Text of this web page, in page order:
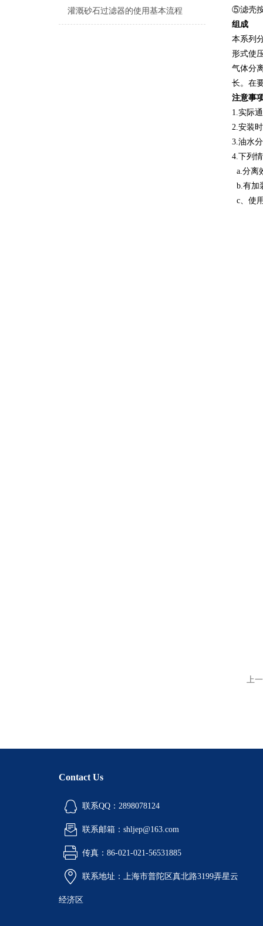
灌溉砂石过滤器的使用基本流程
⑤滤壳
组成
本系列
形式使
气体分
长。在
注意事
1.实际
2.安装
3.油水
4.下列
a.分离
b.有加
c、使
上
Contact Us
联系QQ：2898078124
联系邮箱：shljep@163.com
传真：86-021-021-56531885
联系地址：上海市普陀区真北路3199弄星云
经济区